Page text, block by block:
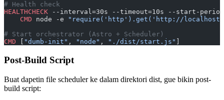
# Health check
HEALTHCHECK --interval=30s --timeout=10s --start-
    CMD
node -e
"require('http').get('http://
# Start orchestrator (Astro + Scheduler)
CMD
"dumb-init" , "node" , "./dist/start.js"
Post-Build Script
Buat dapetin file scheduler ke dalam direktori dist, gue bikin post-
build script: